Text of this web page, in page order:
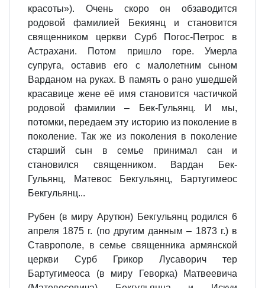
красоты»). Очень скоро он обзаводится
родовой фамилией Бекиянц и становится
священником церкви Сурб Погос-Петрос в
Астрахани. Потом пришло горе. Умерла
супруга, оставив его с малолетним сыном
Варданом на руках. В память о рано ушедшей
красавице жене её имя становится частичкой
родовой фамилии – Бек-Гульянц. И мы,
потомки, передаем эту историю из поколение в
поколение. Так же из поколения в поколение
старший сын в семье принимал сан и
становился священником. Вардан Бек-
Гульянц, Матевос Бекгульянц, Бартугимеос
Бекгульянц...
Рубен (в миру Арутюн) Бекгульянц родился 6
апреля 1875 г. (по другим данным – 1873 г.) в
Ставрополе, в семье священника армянской
церкви Сурб Грикор Лусаворич тер
Бартугимеоса (в миру Геворка) Матвеевича